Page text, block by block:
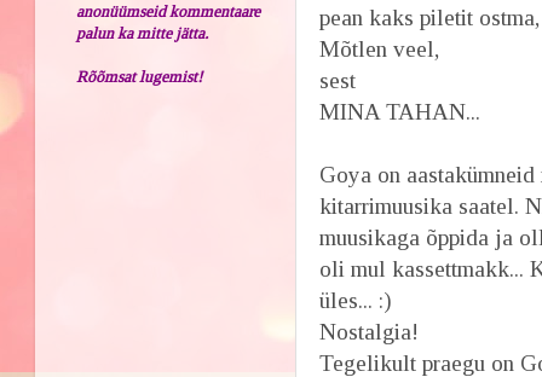
pean kaks piletit
Mõtlen veel,
sest
MINA TAHAN...
Goya on
kitarrimuusika saatel.
muusikaga õppida ja
oli mul kassettmakk...
üles... :)
Nostalgia!
Tegelikult praegu on
anonüümseid kommentaare
palun ka mitte jätta.
Rõõmsat lugemist!